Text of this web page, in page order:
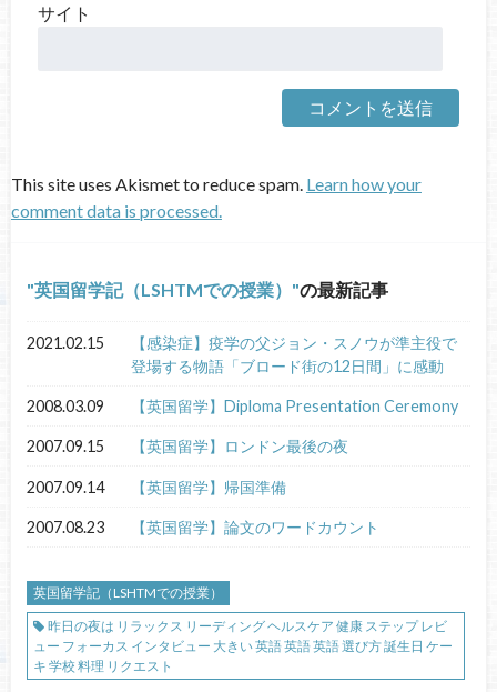
サイト
This site uses Akismet to reduce spam. Learn how your
comment data is processed.
英国留学記（LSHTMでの授業） の最新記事
2021.02.15
【感染症】疫学の父ジョン・スノウが準主役で
登場する物語「ブロード街の12日間」に感動
2008.03.09 【英国留学】Diploma Presentation Ceremony
2007.09.15 【英国留学】ロンドン最後の夜
2007.09.14 【英国留学】帰国準備
2007.08.23 【英国留学】論文のワードカウント
英国留学記（LSHTMでの授業）
昨日の夜は リラックス リーディング ヘルスケア 健康 ステップ レビ
ュー フォーカス インタビュー 大きい 英語 英語 英語 選び方 誕生日 ケー
キ 学校 料理 リクエスト